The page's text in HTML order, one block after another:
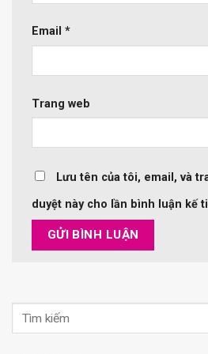
Email *
Trang web
Lưu tên của tôi, email, và
duyệt này cho lần bình luận kế